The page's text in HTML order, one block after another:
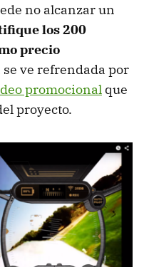
no alcanzar un
los 200
precio
ve refrendada por
promocional que
proyecto.